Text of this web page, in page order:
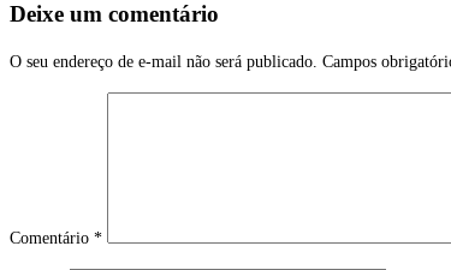
Deixe um comentário
O seu endereço de e-mail não será publicado. Campos
Comentário *